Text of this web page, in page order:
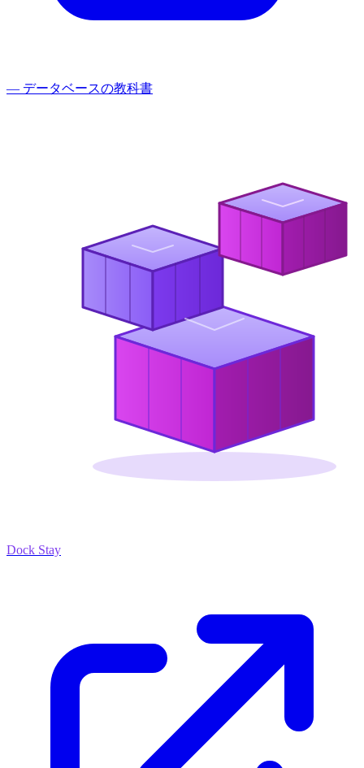
— データベースの教科書
Dock Stay